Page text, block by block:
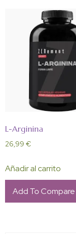
L-Arginina
26,99 €
Añadir al carrito
Add To Compare